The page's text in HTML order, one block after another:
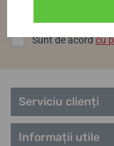
Sunt de acordcu
Serviciu clienți
Informații utile